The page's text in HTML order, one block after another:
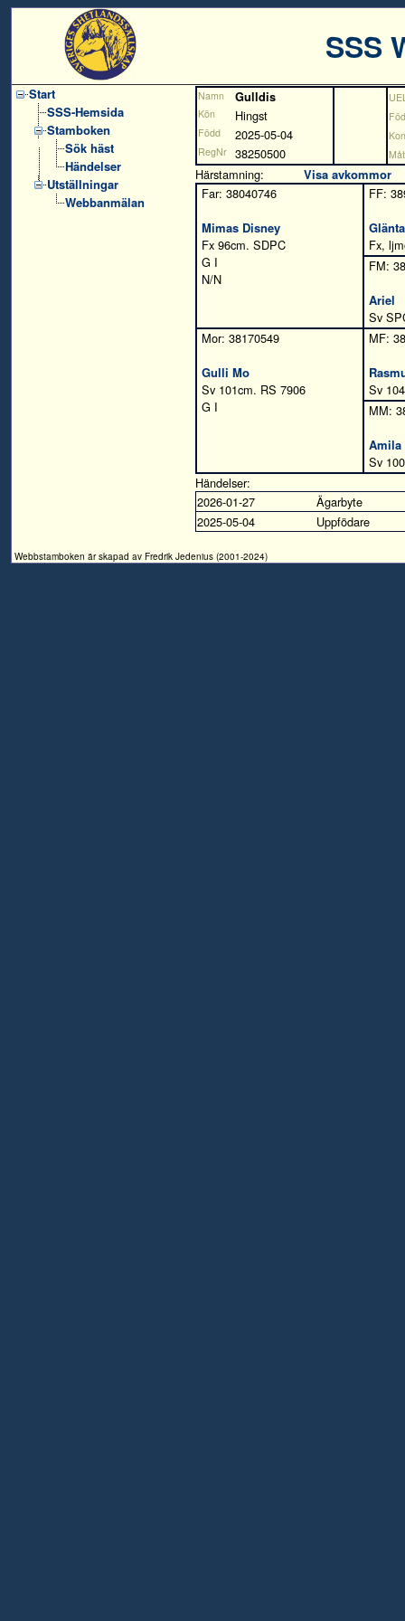
SSS
Start
SSS-Hemsida
Stamboken
Sök häst
Händelser
Utställningar
Webbanmälan
Namn Gulldis
Kön Hingst
Född 2025-05-04
RegNr 38250500
Härstamning:
Visa avkommor
Far: 38040746
Mimas Disney
Fx 96cm. SDPC
G I
N/N
FF:
Fx,
FM:
Ariel
Sv
Mor: 38170549
Gulli Mo
Sv 101cm. RS 7906
G I
MF:
Sv
MM:
Amila
Sv
Händelser:
2026-01-27
Ägarbyte
2025-05-04
Uppfödare
Webbstamboken är skapad av Fredrik Jedenius (2001-2024)